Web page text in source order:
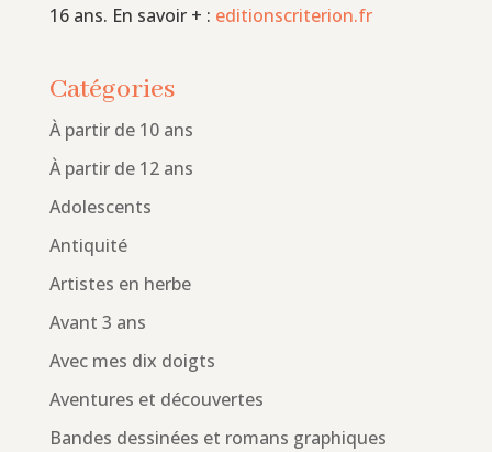
16 ans. En savoir + : editionscriterion.fr
Catégories
À partir de 10 ans
À partir de 12 ans
Adolescents
Antiquité
Artistes en herbe
Avant 3 ans
Avec mes dix doigts
Aventures et découvertes
Bandes dessinées et romans graphiques